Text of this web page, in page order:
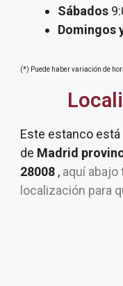
Sábados
Domingos
(*) Puede haber variación de
Este estanco
de Madrid
28008 , aquí abajo
localización para